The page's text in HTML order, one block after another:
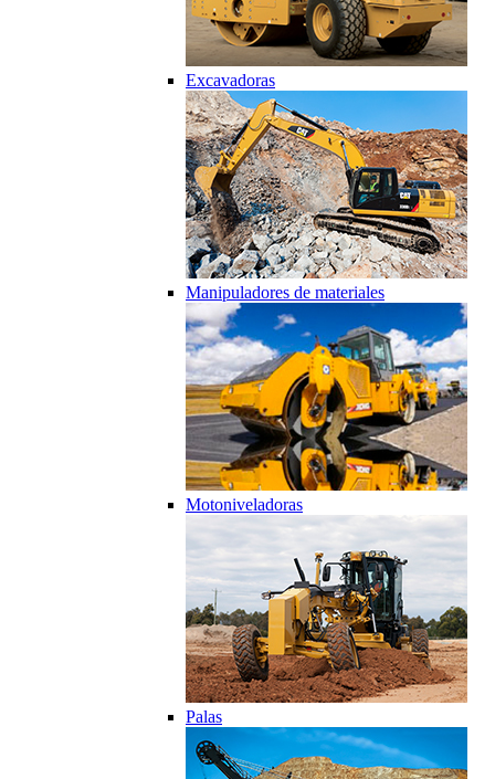
Excavadoras
Manipuladores de materiales
Motoniveladoras
Palas